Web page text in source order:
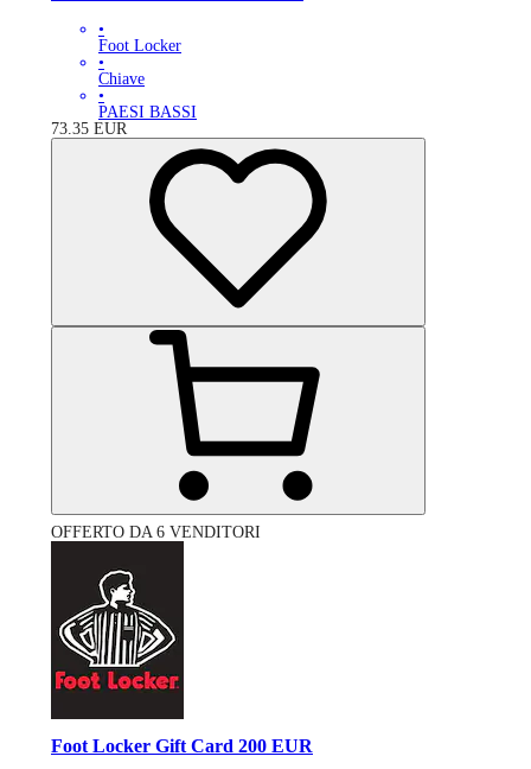
•
Foot Locker
•
Chiave
•
PAESI BASSI
73.35 EUR
OFFERTO DA 6 VENDITORI
Foot Locker Gift Card 200 EUR